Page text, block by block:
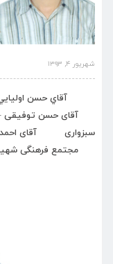
شهریور ۴, ۱۳۹۳
آقاي حسن اوليايي
آقای حسن توفیقی –
سبزواری آقای احمد
مجتمع فرهنگی